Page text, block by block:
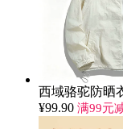
西域骆驼防晒
¥99.90 满99元